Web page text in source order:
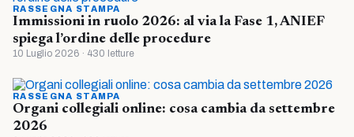
RASSEGNA STAMPA
Immissioni in ruolo 2026: al via la Fase 1, ANIEF
spiega l’ordine delle procedure
10 Luglio 2026 · 430 letture
RASSEGNA STAMPA
Organi collegiali online: cosa cambia da settembre
2026